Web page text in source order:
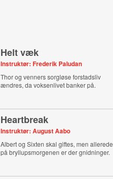
Helt væk
Instruktør: Frederik Paludan
Thor og venners sorgløse forstadsliv
ændres, da voksenlivet banker på.
Heartbreak
Instruktør: August Aabo
Albert og Sixten skal giftes, men allerede
på bryllupsmorgenen er der gnidninger.